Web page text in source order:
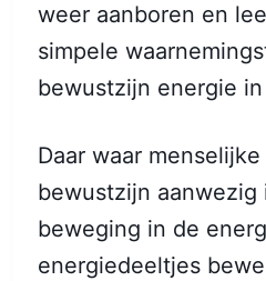
weer aanboren en
simpele
bewustzijn energie
Daar waar
bewustzijn aanwezig
beweging in de
energiedeeltjes